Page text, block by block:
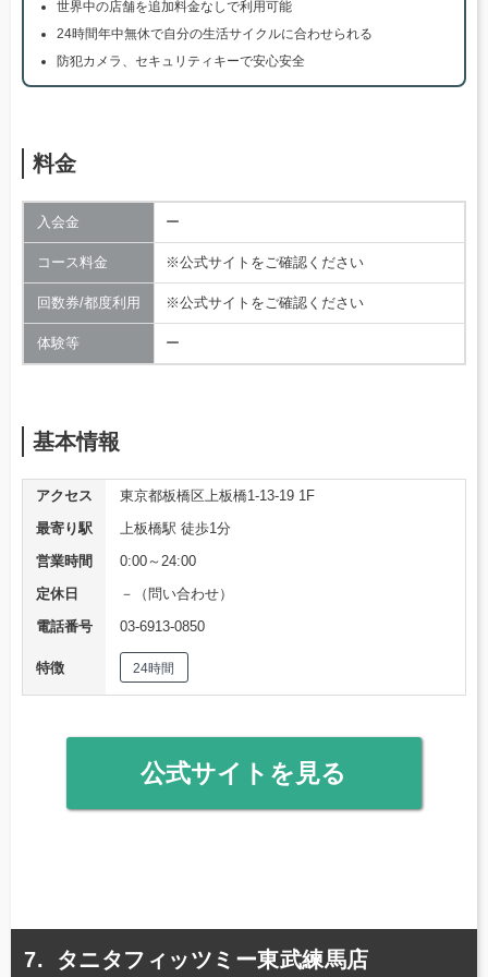
世界中の店舗を追加料金なしで利用可能
24時間年中無休で自分の生活サイクルに合わせられる
防犯カメラ、セキュリティキーで安心安全
料金
入会金 ー
コース料金 ※公式サイトをご確認ください
回数券/都度利用 ※公式サイトをご確認ください
体験等 ー
基本情報
アクセス
東京都板橋区上板橋1-13-19 1F
最寄り駅
上板橋駅 徒歩1分
営業時間
0:00～24:00
定休日
－（問い合わせ）
電話番号
03-6913-0850
特徴 24時間
公式サイトを見る
タニタフィッツミー東武練馬店